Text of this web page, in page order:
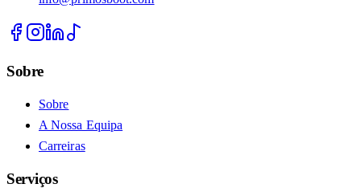
Sobre
Sobre
A Nossa Equipa
Carreiras
Serviços